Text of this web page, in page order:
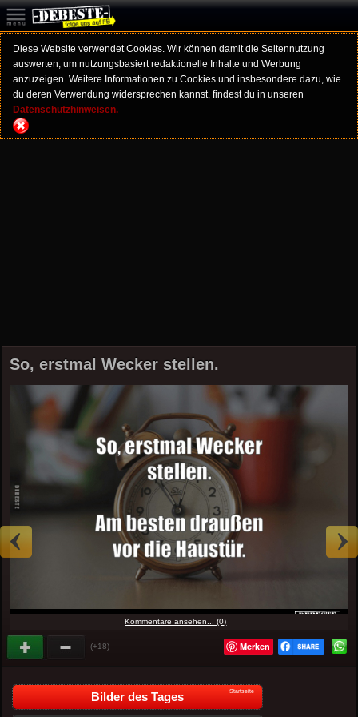
Diese Website verwendet Cookies. Wir können damit die Seitennutzung
auswerten, um nutzungsbasiert redaktionelle Inhalte und Werbung
anzuzeigen. Weitere Informationen zu Cookies und insbesondere dazu, wie
du deren Verwendung widersprechen kannst, findest du in unseren
Datenschutzhinweisen.
So, erstmal Wecker stellen.
Kommentare ansehen... (0)
(+18) Merken
Bilder des Tages Startseite